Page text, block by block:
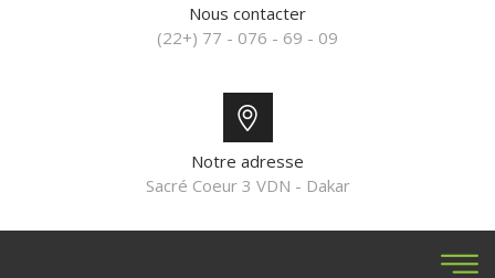
Nous contacter
(22+) 77 - 076 - 69 - 09
Notre adresse
Sacré Coeur 3 VDN - Dakar